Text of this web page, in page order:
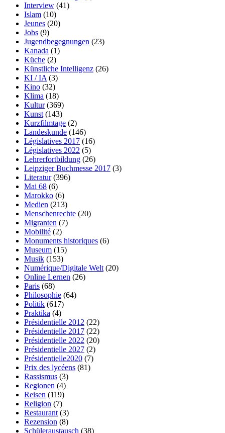
Interview (41)
Islam (10)
Jeunes (20)
Jobs (9)
Jugendbegegnungen (23)
Kanada (1)
Küche (2)
Künstliche Intelligenz (26)
KI / IA (3)
Kino (32)
Klima (18)
Kultur(369)
Kunst (143)
Kurzfilmtage (2)
Landeskunde (146)
Législatives 2017 (16)
Législatives 2022 (5)
Lehrerfortbildung (26)
Leipziger Buchmesse 2017 (3)
Literatur(396)
Mai 68 (6)
Marokko (6)
Medien (213)
Menschenrechte (20)
Migranten (7)
Mobilité (2)
Monuments historiques (6)
Museum (15)
Musik (153)
Numérique/Digitale Welt (20)
Online Lernen (26)
Paris (68)
Philosophie (64)
Politik (617)
Praktika (4)
Présidentielle 2012 (22)
Présidentielle 2017 (22)
Présidentielle 2022 (20)
Présidentielle 2027 (2)
Présidentielle2020 (7)
Prix des lycéens (81)
Rassismus (3)
Regionen (4)
Reisen (119)
Religion (7)
Restaurant (3)
Rezension (8)
Schüleraustausch (38)